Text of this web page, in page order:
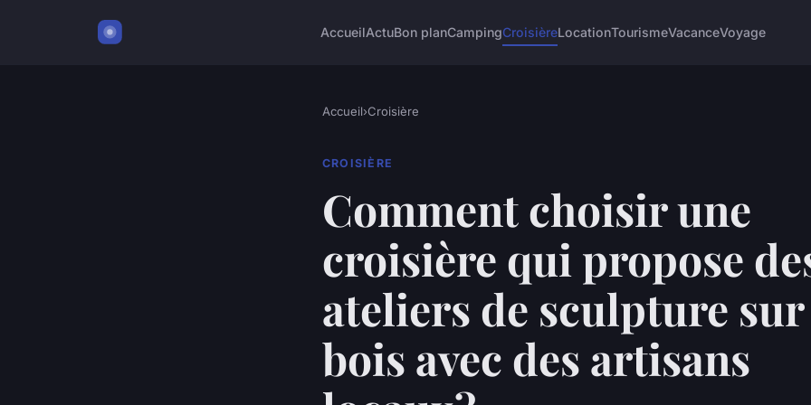
AccueilActuBon planCampingCroisièreLocationTourismeVacanceVoyage
Accueil›Croisière
CROISIÈRE
Comment choisir une
croisière qui propose
ateliers de sculpture sur
bois avec des artisans